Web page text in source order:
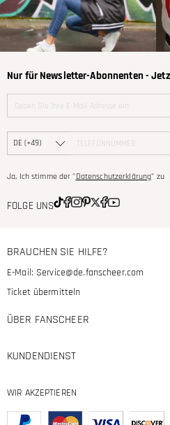
Nur für Newsletter-Abonnenten -
Ja, Ich stimme der "Datenschutzerklärung" zu
FOLGE UNS
BRAUCHEN SIE HILFE?
E-Mail: Service@de.fanscheer.com
Ticket übermitteln
ÜBER FANSCHEER
KUNDENDIENST
WIR AKZEPTIEREN